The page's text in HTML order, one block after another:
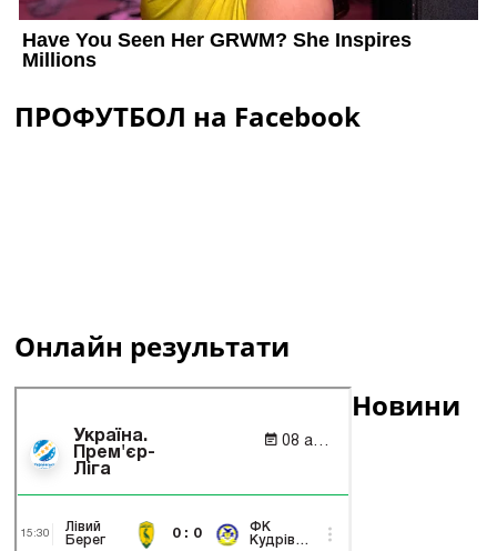
ПРОФУТБОЛ на Facebook
Онлайн результати
Новини